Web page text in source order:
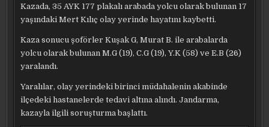
Kazada, 35 AYK 177 plakalı arabada yolcu olarak bulunan 17
yaşındaki Mert Kılıç olay yerinde hayatını kaybetti.
Kaza sonucu şoförler Kuşak G, Murat B. ile arabalarda
yolcu olarak bulunan M.G (19), C.G (19), Y.K (58) ve E.B (26)
yaralandı.
Yaralılar, olay yerindeki birinci müdahalenin akabinde
ilçedeki hastanelerde tedavi altına alındı. Jandarma,
kazayla ilgili soruşturma başlattı.